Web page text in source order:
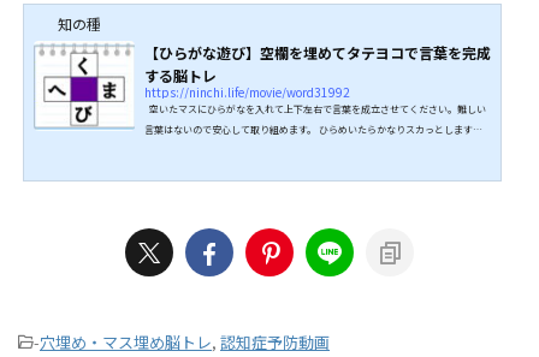
知の種
【ひらがな遊び】空欄を埋めてタテヨコで言葉を完成
する脳トレ
https://ninchi.life/movie/word31992
空いたマスにひらがなを入れて上下左右で言葉を成立させてください。難しい
言葉はないので安心して取り組めます。 ひらめいたらかなりスカっとします
-穴埋め・マス埋め脳トレ, 認知症予防動画